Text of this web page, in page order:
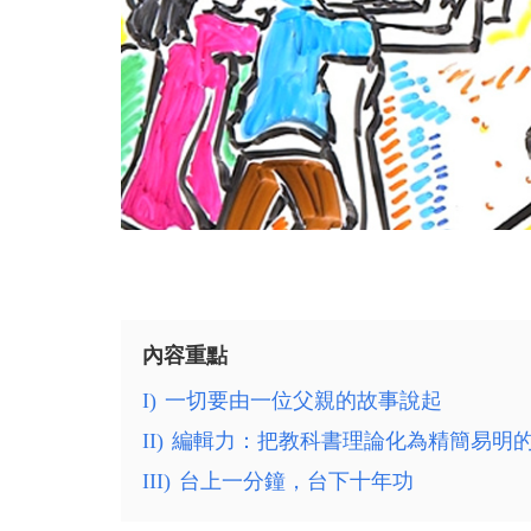
內容重點
I) 一切要由一位父親的故事說起
II) 編輯力：把教科書理論化為精簡易明
III) 台上一分鐘，台下十年功